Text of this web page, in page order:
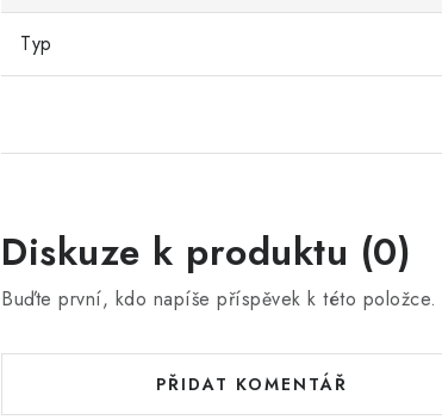
Typ
Diskuze k produktu (0)
Buďte první, kdo napíše příspěvek k této položce.
PŘIDAT KOMENTÁŘ